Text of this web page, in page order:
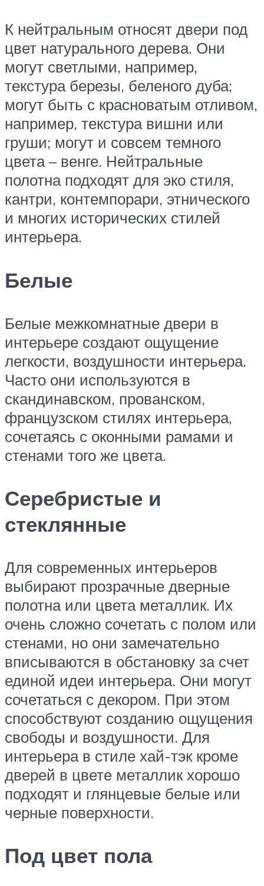
К нейтральным относят двери под
цвет натурального дерева. Они
могут светлыми, например,
текстура березы, беленого дуба;
могут быть с красноватым отливом,
например, текстура вишни или
груши; могут и совсем темного
цвета – венге. Нейтральные
полотна подходят для эко стиля,
кантри, контемпорари, этнического
и многих исторических стилей
интерьера.
Белые
Белые межкомнатные двери в
интерьере создают ощущение
легкости, воздушности интерьера.
Часто они используются в
скандинавском, прованском,
французском стилях интерьера,
сочетаясь с оконными рамами и
стенами того же цвета.
Серебристые и
стеклянные
Для современных интерьеров
выбирают прозрачные дверные
полотна или цвета металлик. Их
очень сложно сочетать с полом или
стенами, но они замечательно
вписываются в обстановку за счет
единой идеи интерьера. Они могут
сочетаться с декором. При этом
способствуют созданию ощущения
свободы и воздушности. Для
интерьера в стиле хай-тэк кроме
дверей в цвете металлик хорошо
подходят и глянцевые белые или
черные поверхности.
Под цвет пола